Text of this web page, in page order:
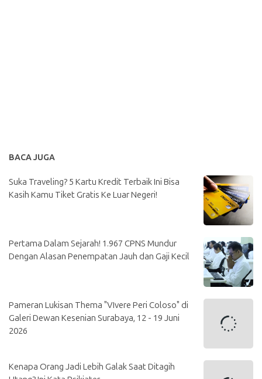
BACA JUGA
Suka Traveling? 5 Kartu Kredit Terbaik Ini Bisa
Kasih Kamu Tiket Gratis Ke Luar Negeri!
Pertama Dalam Sejarah! 1.967 CPNS Mundur
Dengan Alasan Penempatan Jauh dan Gaji Kecil
Pameran Lukisan Thema "VIvere Peri Coloso" di
Galeri Dewan Kesenian Surabaya, 12 - 19 Juni
2026
Kenapa Orang Jadi Lebih Galak Saat Ditagih